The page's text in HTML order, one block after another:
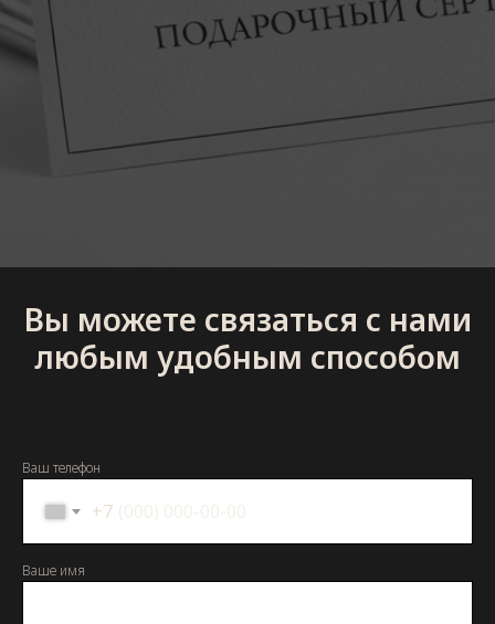
Вы можете связаться с нами
любым удобным способом
Ваш телефон
+7
Ваше имя